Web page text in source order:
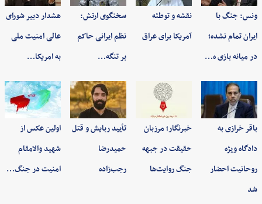
ونس: جنگ با
ایران تمام نشده؛
در میانه بازی ه…
نقشه و توطئه
آمریکا برای عراق
سخنگوی ارتش:
نظم ایرانی حاکم
بر تنگه…
هشدار دبیر شورای
عالی امنیت ملی
به امریکا…
باقر خرازی به
دادگاه ویژه
روحانیت احضار
شد
خبرنگار؛ مرزبان
حقیقت در جبهه
جنگ روایت‌ها
تأیید ربایش و قتل
حمیدرضا
رجب‌زاده
اولین عکس از
شهید والامقام
امنیت در جنگ…